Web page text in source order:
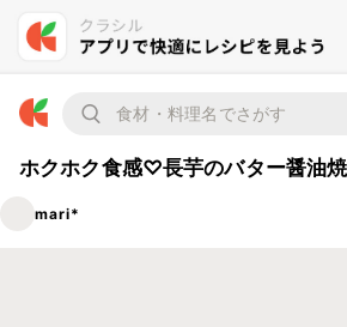
ホクホク食感♡長芋のバター醤油
mari*